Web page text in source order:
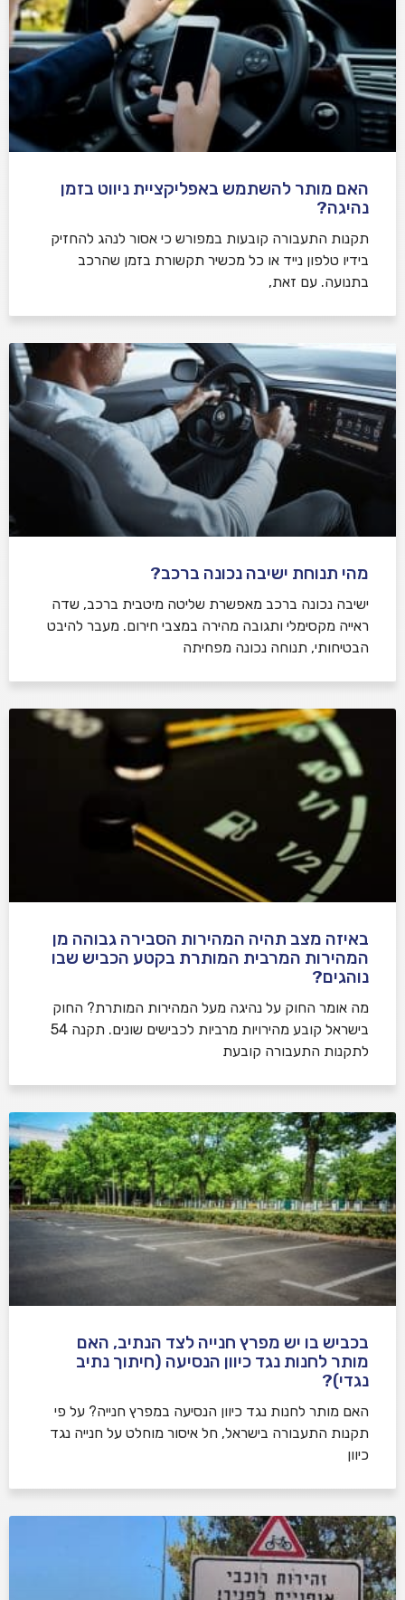
האם מותר להשתמש באפליקציית ניווט בזמן
נהיגה?
תקנות התעבורה קובעות במפורש כי אסור לנהג להחזיק
בידיו טלפון נייד או כל מכשיר תקשורת בזמן שהרכב
בתנועה. עם זאת,
מהי תנוחת ישיבה נכונה ברכב?
ישיבה נכונה ברכב מאפשרת שליטה מיטבית ברכב, שדה
ראייה מקסימלי ותגובה מהירה במצבי חירום. מעבר להיבט
הבטיחותי, תנוחה נכונה מפחיתה
באיזה מצב תהיה המהירות הסבירה גבוהה מן
המהירות המרבית המותרת בקטע הכביש שבו
נוהגים?
​מה אומר החוק על נהיגה מעל המהירות המותרת? החוק
בישראל קובע מהירויות מרביות לכבישים שונים. תקנה 54
לתקנות התעבורה קובעת
בכביש בו יש מפרץ חנייה לצד הנתיב, האם
מותר לחנות נגד כיוון הנסיעה (חיתוך נתיב
נגדי)?
האם מותר לחנות נגד כיוון הנסיעה במפרץ חנייה? על פי
תקנות התעבורה בישראל, חל איסור מוחלט על חנייה נגד
כיוון